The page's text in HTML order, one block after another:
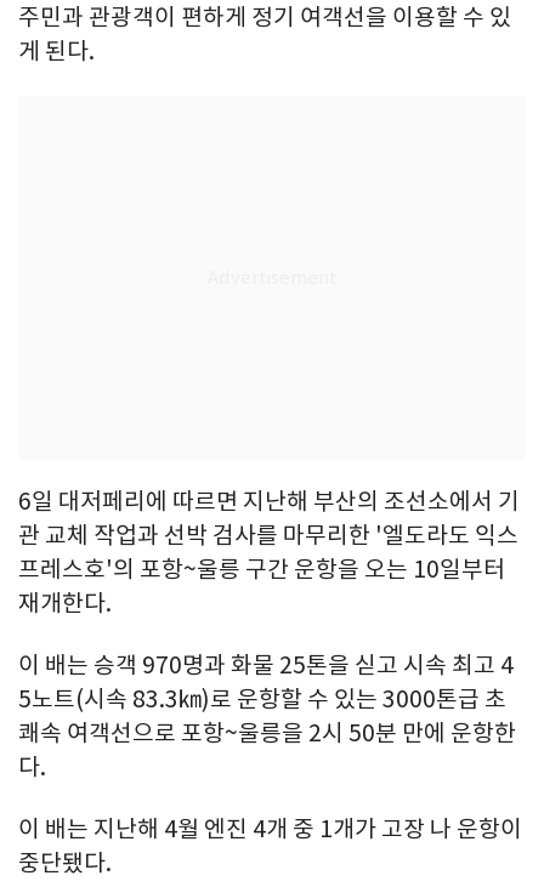
주민과 관광객이 편하게 정기 여객선을 이용할 수 있
게 된다.
6일 대저페리에 따르면 지난해 부산의 조선소에서 기
관 교체 작업과 선박 검사를 마무리한 '엘도라도 익스
프레스호'의 포항~울릉 구간 운항을 오는 10일부터
재개한다.
이 배는 승객 970명과 화물 25톤을 싣고 시속 최고 4
5노트(시속 83.3㎞)로 운항할 수 있는 3000톤급 초
쾌속 여객선으로 포항~울릉을 2시 50분 만에 운항한
다.
이 배는 지난해 4월 엔진 4개 중 1개가 고장 나 운항이
중단됐다.